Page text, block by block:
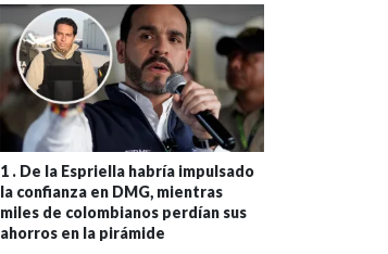
1 . De la Espriella habría impulsado
la confianza en DMG, mientras
miles de colombianos perdían sus
ahorros en la pirámide